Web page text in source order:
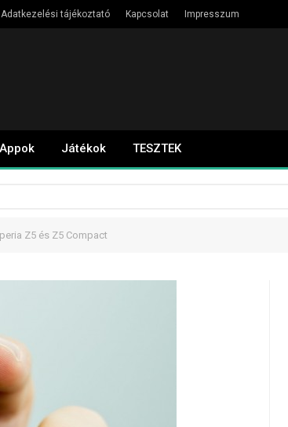
Adatkezelési tájékoztató Kapcsolat Impresszum
Appok Játékok TESZTEK
Z5 és Z5 Compact